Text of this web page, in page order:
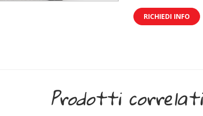
RICHIEDI INFO
Prodotti correlati